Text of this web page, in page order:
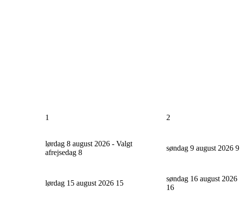
1 2
lørdag 8 august 2026 - Valgt
afrejsedag 8
søndag 9 august 2026 9
lørdag 15 august 2026 15
søndag 16 august 2026
16